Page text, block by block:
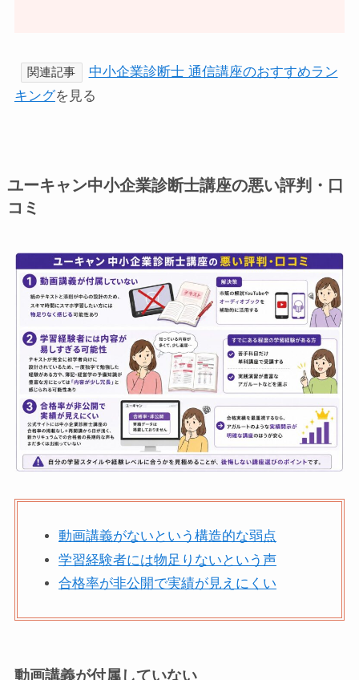
関連記事
中小企業診断士 通信講座のおすすめラン
キングを見る
ユーキャン中小企業診断士講座の悪い評判・口
コミ
動画講義がないという構造的な弱点
学習経験者には物足りないという声
合格率が非公開で実績が見えにくい
動画講義が付属していない